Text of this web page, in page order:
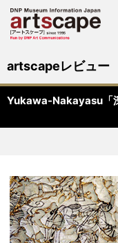
artscapeレビュー
Yukawa-Nakayasu「
サイト内検索